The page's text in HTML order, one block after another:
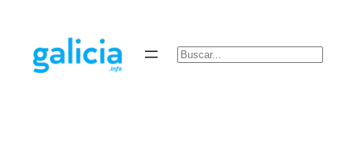
contenido
Buscar